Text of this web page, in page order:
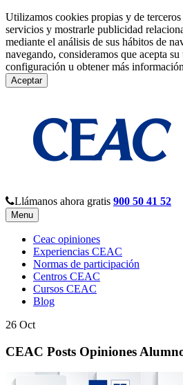
Utilizamos cookies propias y de
servicios y mostrarle publicidad
mediante el análisis de sus hábitos de
navegando, consideramos que acepta
configuración u obtener más información
Aceptar
Llámanos ahora gratis 900 50 41 52
Menu
Ceac opiniones
Experiencias CEAC
Normas de participación
Centros CEAC
Cursos CEAC
Blog
26 Oct
CEAC Posts Opiniones